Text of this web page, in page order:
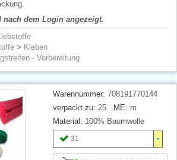
dem Login angezeigt.
> Kleben
- Vorbereitung
Warennummer: 708191770144
verpackt zu: 25 ME: m
Material: 100% Baumwolle
31